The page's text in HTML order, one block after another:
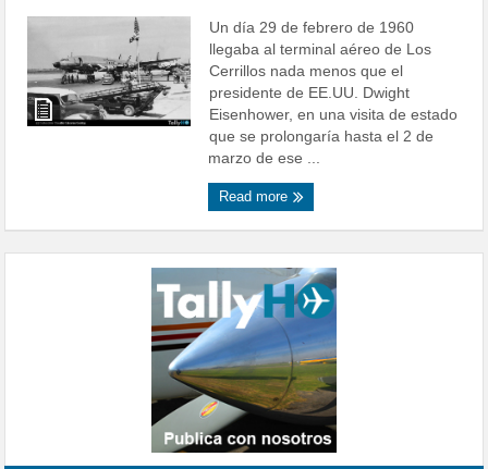
Un día 29 de febrero de 1960
llegaba al terminal aéreo de Los
Cerrillos nada menos que el
presidente de EE.UU. Dwight
Eisenhower, en una visita de estado
que se prolongaría hasta el 2 de
marzo de ese ...
Read more